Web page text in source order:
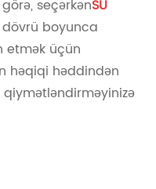
seçərkənSU
boyunca
etmək üçün
həqiqi həddindən